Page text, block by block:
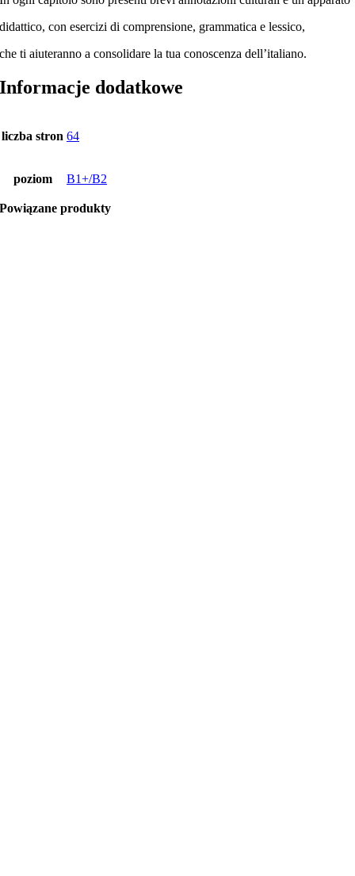
didattico, con esercizi di comprensione, grammatica e lessico,
che ti aiuteranno a consolidare la tua conoscenza dell’italiano.
Informacje dodatkowe
liczba stron 64
poziom B1+/B2
Powiązane produkty